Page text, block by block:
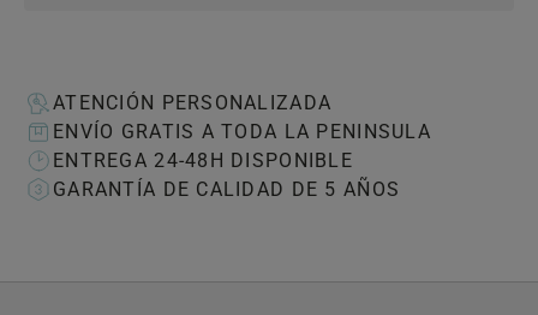
ATENCIÓN PERSONALIZADA
ENVÍO GRATIS A TODA LA PENINSULA
ENTREGA 24-48H DISPONIBLE
GARANTÍA DE CALIDAD DE 5 AÑOS